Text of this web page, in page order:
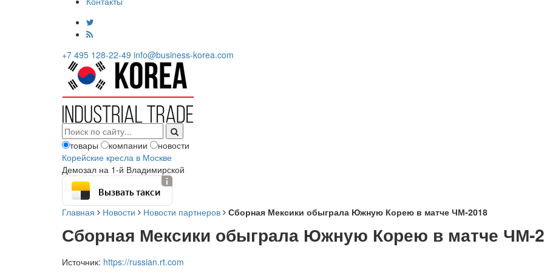
+7 495 128-22-49 info@business-korea.com
товары компании
новости
Корейские кресла в Москве
Демозал на 1-й Владимирской
Вызвать такси
Главная Новости Новости партнеров Сборная Мексики обыграла Южную Корею в матче ЧМ-2018
Сборная Мексики обыграла Южную Корею в матче ЧМ-
Источник: https://russian.rt.com